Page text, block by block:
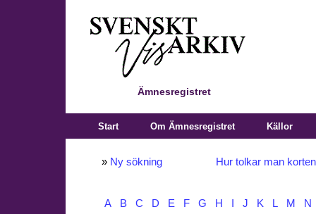
Ämnesregistret
Start Om Ämnesregistret Källor
» Ny sökning Hur tolkar man
A B C D E F G H J K L M N